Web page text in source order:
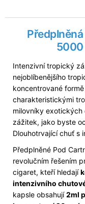
5000
Intenzivní tropický
nejoblíbenějšího
koncentrované
charakteristickými
milovníky
zážitek, jako byste
Dlouhotrvající chuť s
Předplněné Pod
revolučním řešením
cigaret, kteří hledají
intenzivního
kapsle obsahují2ml
6MG
Kč